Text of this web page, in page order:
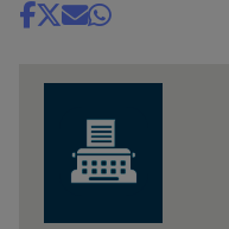
Share
Cookies